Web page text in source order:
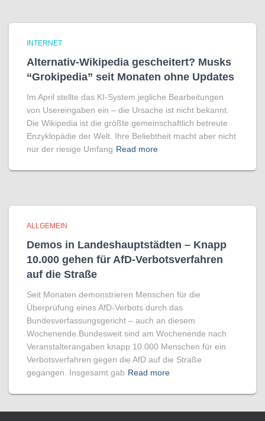
INTERNET
Alternativ-Wikipedia gescheitert? Musks
“Grokipedia” seit Monaten ohne Updates
Im April stellte das KI-System jegliche Bearbeitungen
von Usereingaben ein – die Ursache ist nicht bekannt.
Die Wikipedia ist die größte gemeinschaftlich betreute
Enzyklopädie der Welt. Ihre Beliebtheit macht aber nicht
nur der riesige Umfang Read more
ALLGEMEIN
Demos in Landeshauptstädten – Knapp
10.000 gehen für AfD-Verbotsverfahren
auf die Straße
Seit Monaten demonstrieren Menschen für die
Überprüfung eines AfD-Verbots durch das
Bundesverfassungsgericht – auch an diesem
Wochenende.Bundesweit sind am Wochenende nach
Veranstalterangaben knapp 10.000 Menschen für ein
Verbotsverfahren gegen die AfD auf die Straße
gegangen. Insgesamt gab Read more